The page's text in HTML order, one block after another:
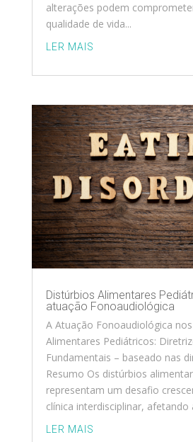
alterações podem
qualidade de vida...
LER MAIS
Distúrbios Alimentares
atuação Fonoaudiológica
A Atuação Fonoaudiológica
Alimentares Pediátricos:
Fundamentais – baseado nas
Resumo Os distúrbios
representam um desafio
clínica interdisciplinar, afetando
LER MAIS